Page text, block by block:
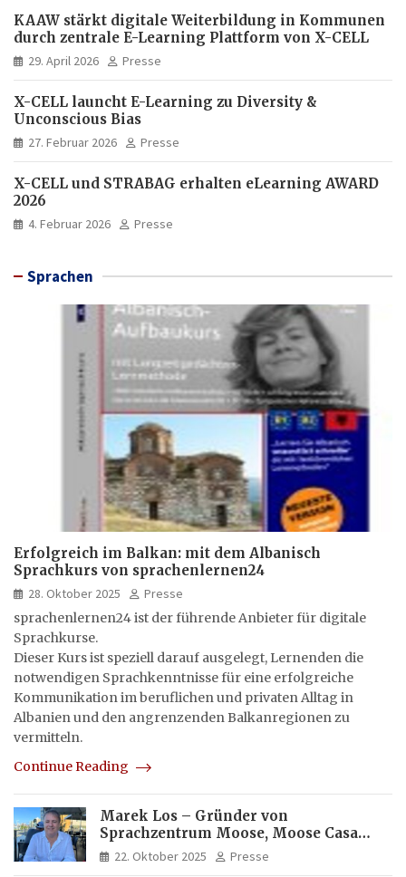
KAAW stärkt digitale Weiterbildung in Kommunen
durch zentrale E-Learning Plattform von X-CELL
29. April 2026 Presse
X-CELL launcht E-Learning zu Diversity &
Unconscious Bias
27. Februar 2026 Presse
X-CELL und STRABAG erhalten eLearning AWARD
2026
4. Februar 2026 Presse
Sprachen
Erfolgreich im Balkan: mit dem Albanisch
Sprachkurs von sprachenlernen24
28. Oktober 2025
Presse
sprachenlernen24 ist der führende Anbieter für digitale
Sprachkurse.
Dieser Kurs ist speziell darauf ausgelegt, Lernenden die
notwendigen Sprachkenntnisse für eine erfolgreiche
Kommunikation im beruflichen und privaten Alltag in
Albanien und den angrenzenden Balkanregionen zu
vermitteln.
Continue Reading
Marek Los – Gründer von
Sprachzentrum Moose, Moose Casa
Italia und Apartamento Brasil |
Internationaler Experte für Bildung
22. Oktober 2025 Presse